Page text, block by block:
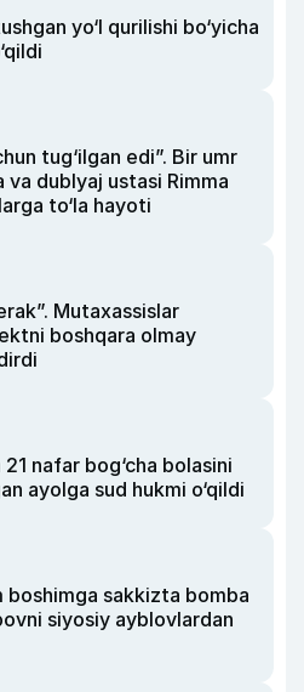
yo‘l qurilishi bo‘yicha
tug‘ilgan edi”. Bir umr
dublyaj ustasi Rimma
to‘la hayoti
Mutaxassislar
boshqara olmay
nafar bog‘cha bolasini
ayolga sud hukmi o‘qildi
boshimga sakkizta bomba
siyosiy ayblovlardan